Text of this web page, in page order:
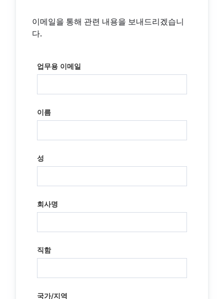
이메일을 통해 관련 내용을 보내드리겠습니
다.
업무용 이메일
이름
성
회사명
직함
국가/지역